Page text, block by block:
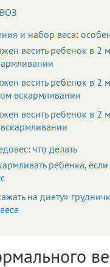
и набор веса:
весить ребенок в 2
весить ребенок в 2
вскармливании
весить ребенок в 2
что делать
ребенка,
на диету»